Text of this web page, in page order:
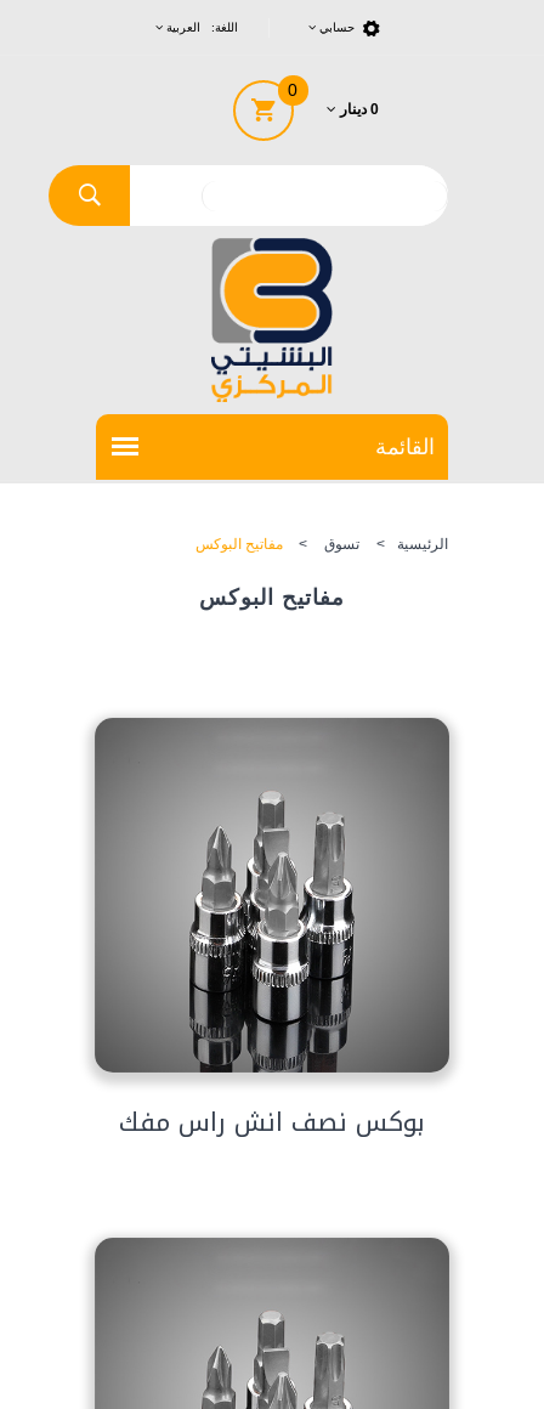
اللغة: العربية حسابي
0
0 دينار
الرئيسية > تسوق > مفاتيح البوكس
مفاتيح البوكس
بوكس نصف انش راس مفك